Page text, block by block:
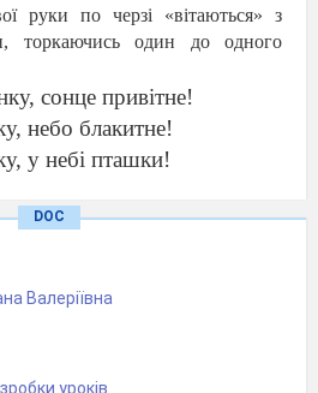
руки по черзі «вітаються» з
торкаючись один до одного
сонце привітне!
небо блакитне!
у небі пташки!
роботи на уроці:
з комп’ютером.
DOC
Валеріївна
уроків